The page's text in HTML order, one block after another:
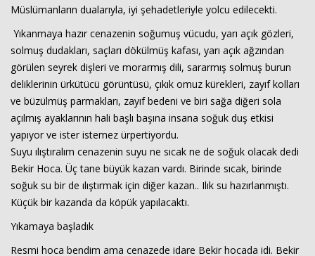
Müslümanların dualarıyla, iyi şehadetleriyle yolcu edilecekti.
Yıkanmaya hazır cenazenin soğumuş vücudu, yarı açık gözleri,
solmuş dudakları, saçları dökülmüş kafası, yarı açık ağzından
görülen seyrek dişleri ve morarmış dili, sararmış solmuş burun
deliklerinin ürkütücü görüntüsü, çıkık omuz kürekleri, zayıf kolları
ve büzülmüş parmakları, zayıf bedeni ve biri sağa diğeri sola
açılmış ayaklarının hali başlı başına insana soğuk duş etkisi
yapıyor ve ister istemez ürpertiyordu.
Suyu ılıştıralım cenazenin suyu ne sıcak ne de soğuk olacak dedi
Bekir Hoca. Üç tane büyük kazan vardı. Birinde sıcak, birinde
soğuk su bir de ılıştırmak için diğer kazan.. Ilık su hazırlanmıştı.
Küçük bir kazanda da köpük yapılacaktı.
Yıkamaya başladık
Resmi hoca bendim ama cenazede idare Bekir hocada idi. Bekir